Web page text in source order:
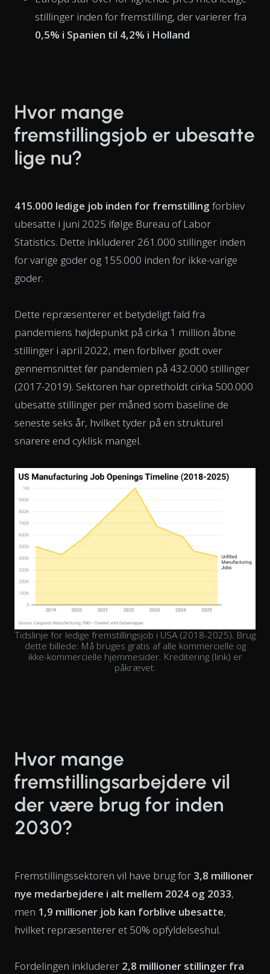
stillinger inden for fremstilling, der varierer fra
0,5% i Spanien til 4,2% i Holland
Hvor mange
fremstillingsjob er ubesatte
lige nu?
415.000 ledige job inden for fremstilling forblev
ubesatte i juni 2025 ifølge Bureau of Labor
Statistics. Dette inkluderer 261.000 stillinger inden
for varige goder og 155.000 inden for ikke-varige
goder.
Dette repræsenterer et betydeligt fald fra
pandemiens højdepunkt på cirka 1 million åbne
stillinger i april 2022, men forbliver godt over
gennemsnittet før pandemien på 432.000 stillinger
(2017-2019). Sektoren har opretholdt cirka 500.000
ubesatte stillinger per måned som baseline de
seneste seks år, hvilket tyder på en strukturel
snarere end cyklisk mangel.
Tidslinje for ledige fremstillingsjob i USA (2018-2025). Brug
dette billede: Må bruges gratis af alle kommercielle og
ikke-kommercielle hjemmesider. Kreditering (link) er
påkrævet.
Hvor mange
fremstillingsarbejdere vil
der være brug for inden
2030?
Fremstillingssektoren vil have brug for 3,8 millioner
nye medarbejdere i alt mellem 2024 og 2033,
men 1,9 millioner job kan forblive ubesatte,
hvilket repræsenterer et 50% opfyldelseshul.
Fordelingen inkluderer 2,8 millioner stillinger fra